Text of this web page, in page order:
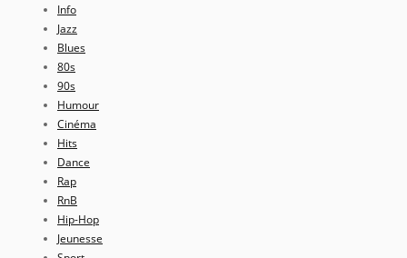
Info
Jazz
Blues
80s
90s
Humour
Cinéma
Hits
Dance
Rap
RnB
Hip-Hop
Jeunesse